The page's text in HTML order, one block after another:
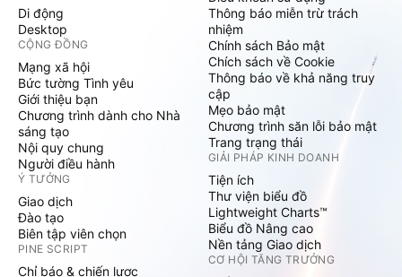
Di động
Desktop
CỘNG ĐỒNG
Mạng xã hội
Bức tường Tình yêu
Giới thiệu bạn
Chương trình dành cho Nhà
sáng tạo
Nội quy chung
Người điều hành
Ý TƯỞNG
Giao dịch
Đào tạo
Biên tập viên chọn
PINE SCRIPT
Chỉ báo & chiến lược
Thông báo miễn trừ trách
nhiệm
Chính sách Bảo mật
Chích sách về Cookie
Thông báo về khả năng truy
cập
Mẹo bảo mật
Chương trình săn lỗi bảo mật
Trang trạng thái
GIẢI PHÁP KINH DOANH
Tiện ích
Thư viện biểu đồ
Lightweight Charts™
Biểu đồ Nâng cao
Nền tảng Giao dịch
CƠ HỘI TĂNG TRƯỞNG